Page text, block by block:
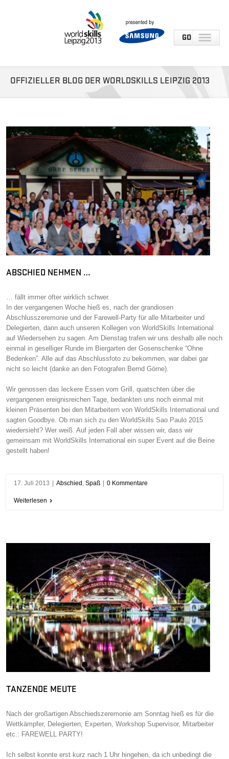
GO TO...
OFFIZIELLER BLOG DER WORLDSKILLS LEIPZIG 2013
ABSCHIED NEHMEN …
… fällt immer öfter wirklich schwer.
In der vergangenen Woche hieß es, nach der grandiosen
Abschlusszeremonie und der Farewell-Party für alle Mitarbeiter und
Delegierten, dann auch unseren Kollegen von WorldSkills International
auf Wiedersehen zu sagen. Am Dienstag trafen wir uns deshalb alle noch
einmal in geselliger Runde im Biergarten der Gosenschenke “Ohne
Bedenken”. Alle auf das Abschlussfoto zu bekommen, war dabei gar
nicht so leicht (danke an den Fotografen Bernd Görne).
Wir genossen das leckere Essen vom Grill, quatschten über die
vergangenen ereignisreichen Tage, bedankten uns noch einmal mit
kleinen Präsenten bei den Mitarbeitern von WorldSkills International und
sagten Goodbye. Ob man sich zu den WorldSkills Sao Paulo 2015
wiedersieht? Wer weiß. Auf jeden Fall aber wissen wir, dass wir
gemeinsam mit WorldSkills International ein super Event auf die Beine
gestellt haben!
17. Juli 2013 | Abschied, Spaß | 0 Kommentare
Weiterlesen
TANZENDE MEUTE
Nach der großartigen Abschiedszeremonie am Sonntag hieß es für die
Wettkämpfer, Delegierten, Experten, Workshop Supervisor, Mitarbeiter
etc.: FAREWELL PARTY!
Ich selbst konnte erst kurz nach 1 Uhr hingehen, da ich unbedingt die